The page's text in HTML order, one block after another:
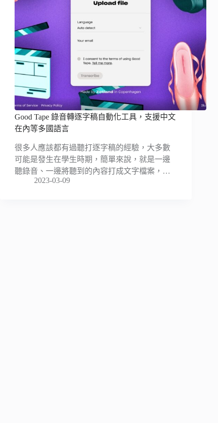
Good Tape 錄音轉逐字稿自動化工具，支援中文
在內等多國語言
很多人應該都有過聽打逐字稿的經驗，大多數
可能是發生在學生時期，簡單來說，就是一邊
聽錄音、一邊將聽到的內容打成文字檔案，…
2023-03-09